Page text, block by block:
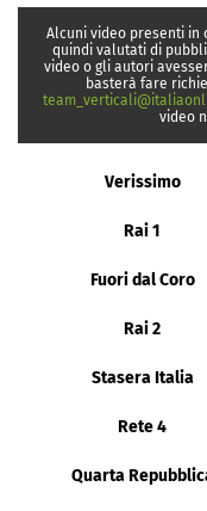
Alcuni video presenti in
quindi valutati di
video o gli autori
basterà fare
video
Verissimo
Rai 1
Fuori dal Coro
Rai 2
Stasera Italia
Rete 4
Quarta